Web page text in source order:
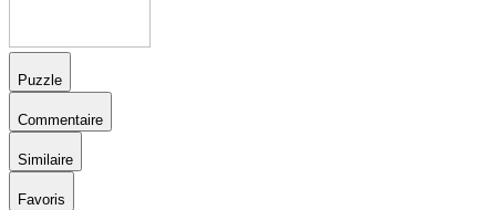
Puzzle
Commentaire
Similaire
Favoris